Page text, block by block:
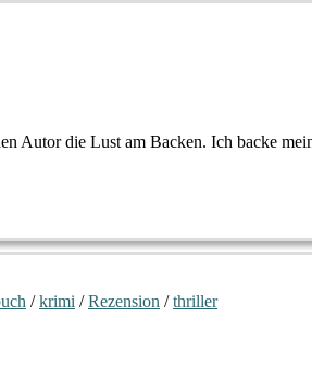
Autor die Lust am Backen. Ich backe
/krimi /Rezension /thriller